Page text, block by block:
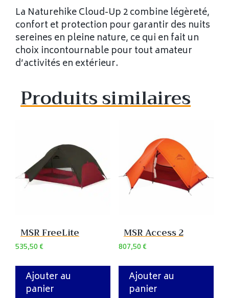
La Naturehike Cloud-Up 2 combine légèreté,
confort et protection pour garantir des nuits
sereines en pleine nature, ce qui en fait un
choix incontournable pour tout amateur
d’activités en extérieur.
Produits similaires
MSR FreeLite
535,50€
Ajouter au
panier
MSR Access 2
807,50€
Ajouter au
panier